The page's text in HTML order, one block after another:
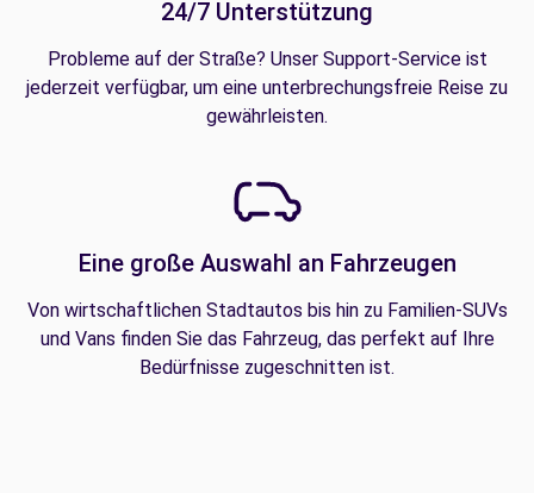
24/7 Unterstützung
Probleme auf der Straße? Unser Support-Service ist
jederzeit verfügbar, um eine unterbrechungsfreie Reise zu
gewährleisten.
Eine große Auswahl an Fahrzeugen
Von wirtschaftlichen Stadtautos bis hin zu Familien-SUVs
und Vans finden Sie das Fahrzeug, das perfekt auf Ihre
Bedürfnisse zugeschnitten ist.